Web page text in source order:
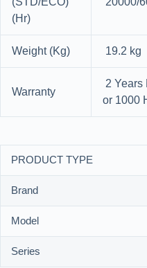
(Hr)
Weight (Kg) 19.2 kg
Warranty
2 Years
or 1000
PRODUCT TYPE
Brand
Model
Series